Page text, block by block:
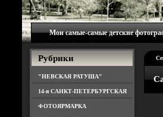
Мои самые-самые детские
Рубрики
"НЕВСКАЯ РАТУША"
14-я САНКТ-ПЕТЕРБУРГСКАЯ
ФОТОЯРМАРКА